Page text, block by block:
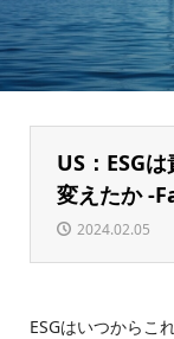
US：ESG
変えたか -
2024.02.05
ESGはいつからこ